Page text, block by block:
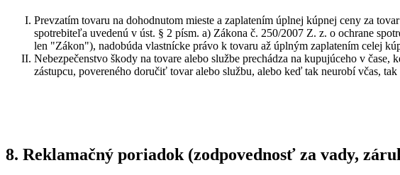
Prevzatím tovaru na dohodnutom mieste a zaplatením úplnej kúpnej ceny za
spotrebiteľa uvedenú v úst. § 2 písm. a) Zákona č. 250/2007 Z. z. o ochrane
len "Zákon"), nadobúda vlastnícke právo k tovaru až úplným zaplatením celej
Nebezpečenstvo škody na tovare alebo službe prechádza na kupujúceho v
zástupcu, povereného doručiť tovar alebo službu, alebo keď tak neurobí včas,
8. Reklamačný poriadok (zodpovednosť za vady,